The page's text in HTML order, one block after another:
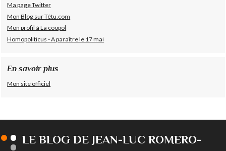
Ma page Twitter
Mon Blog sur Têtu.com
Mon profil à La coopol
Homopoliticus - A paraître le 17 mai
En savoir plus
Mon site officiel
LE BLOG DE JEAN-LUC ROMERO-